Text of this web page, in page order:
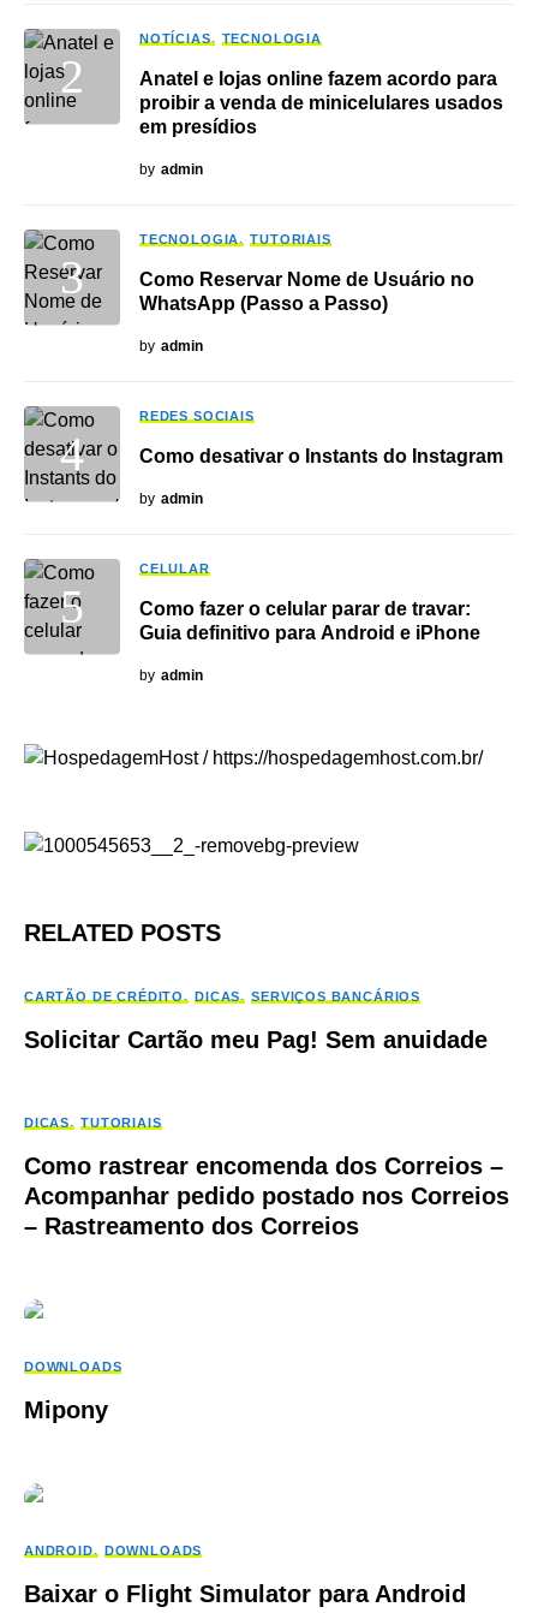
NOTÍCIAS TECNOLOGIA
Anatel e lojas online fazem acordo para
proibir a venda de minicelulares usados
em presídios
by admin
TECNOLOGIA TUTORIAIS
Como Reservar Nome de Usuário no
WhatsApp (Passo a Passo)
by admin
REDES SOCIAIS
Como desativar o Instants do Instagram
by admin
CELULAR
Como fazer o celular parar de travar:
Guia definitivo para Android e iPhone
by admin
RELATED POSTS
CARTÃO DE CRÉDITO DICAS SERVIÇOS BANCÁRIOS
Solicitar Cartão meu Pag! Sem anuidade
DICAS TUTORIAIS
Como rastrear encomenda dos Correios –
Acompanhar pedido postado nos Correios
– Rastreamento dos Correios
DOWNLOADS
Mipony
ANDROID DOWNLOADS
Baixar o Flight Simulator para Android